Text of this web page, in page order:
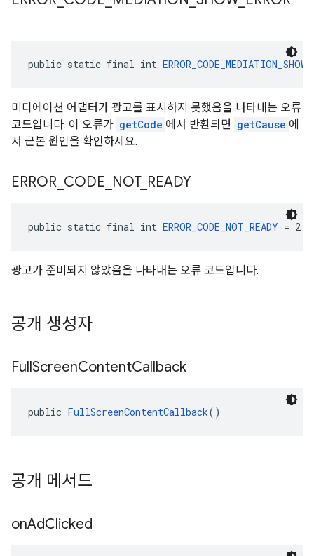
public static final int
미디에이션 어댑터가 광고를 표시하지 못했음을 나타내는 오류
코드입니다. 이 오류가 getCode 에서 반환되면 getCause 에
서 근본 원인을 확인하세요.
ERROR CODE NOT_ READY
public static final int ERROR_CODE_NOT_READY = 2
광고가 준비되지 않았음을 나타내는 오류 코드입니다.
공개 생성자
FullScreenContentCallback
public FullScreenContentCallback()
공개 메서드
onAdClicked